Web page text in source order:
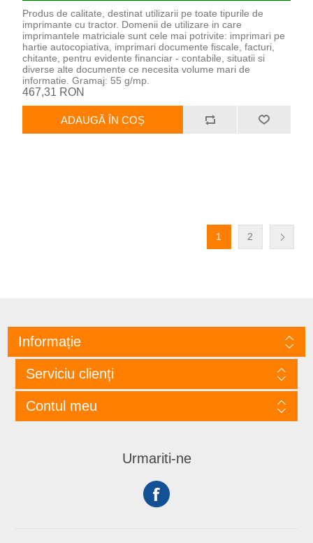
Produs de calitate, destinat utilizarii pe toate tipurile de
imprimante cu tractor. Domenii de utilizare in care
imprimantele matriciale sunt cele mai potrivite: imprimari pe
hartie autocopiativa, imprimari documente fiscale, facturi,
chitante, pentru evidente financiar - contabile, situatii si
diverse alte documente ce necesita volume mari de
informatie. Gramaj: 55 g/mp.
467,31 RON
ADAUGĂ ÎN COȘ
1 2
Informație
Serviciu clienți
Contul meu
Urmariti-ne